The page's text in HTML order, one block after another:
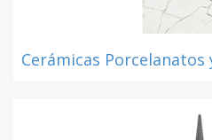
Cerámicas